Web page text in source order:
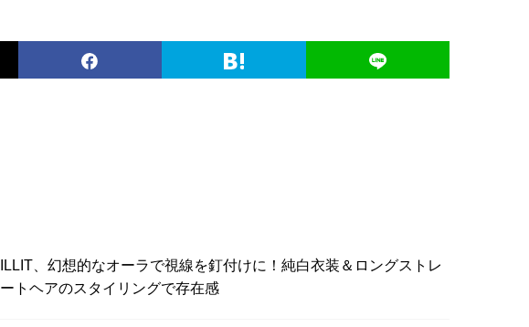
ILLIT、幻想的なオーラで視線を釘付けに！純白衣装＆ロングストレ
ートヘアのスタイリングで存在感